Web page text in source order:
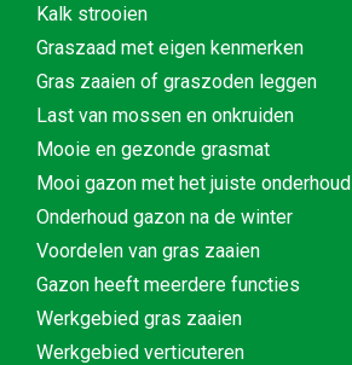
Kalk strooien
Graszaad met eigen kenmerken
Gras zaaien of graszoden leggen
Last van mossen en onkruiden
Mooie en gezonde grasmat
Mooi gazon met het juiste onderhoud
Onderhoud gazon na de winter
Voordelen van gras zaaien
Gazon heeft meerdere functies
Werkgebied gras zaaien
Werkgebied verticuteren